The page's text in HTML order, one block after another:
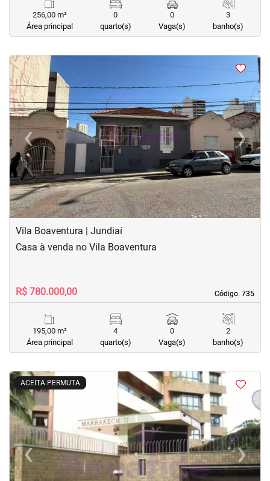
256,00 m²
Área principal
0
quarto(s)
0
Vaga(s)
3
banho(s)
<< <<
‹Previous ›Next
Vila Boaventura | Jundiaí
Código. 735
Código. 735
Casa à venda no Vila Boaventura
R$ 780.000,00
195,00 m²
Área principal
4
quarto(s)
0
Vaga(s)
2
banho(s)
ACEITA PERMUTA
<<<<
‹Previous ›Next